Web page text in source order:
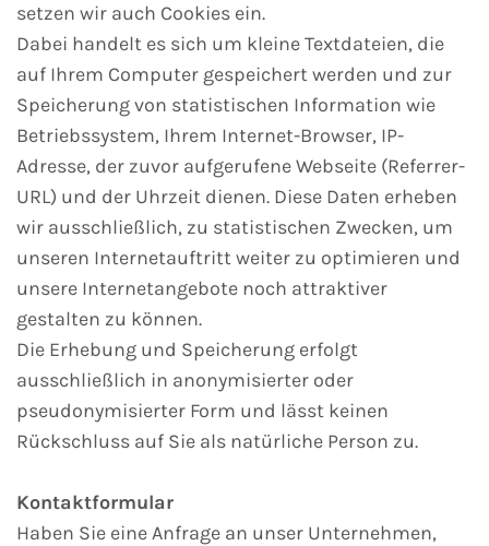
setzen wir auch Cookies ein.
Dabei handelt es sich um kleine Textdateien, die
auf Ihrem Computer gespeichert werden und zur
Speicherung von statistischen Information wie
Betriebssystem, Ihrem Internet-Browser, IP-
Adresse, der zuvor aufgerufene Webseite (Referrer-
URL) und der Uhrzeit dienen. Diese Daten erheben
wir ausschließlich, zu statistischen Zwecken, um
unseren Internetauftritt weiter zu optimieren und
unsere Internetangebote noch attraktiver
gestalten zu können.
Die Erhebung und Speicherung erfolgt
ausschließlich in anonymisierter oder
pseudonymisierter Form und lässt keinen
Rückschluss auf Sie als natürliche Person zu.
Kontaktformular
Haben Sie eine Anfrage an unser Unternehmen,